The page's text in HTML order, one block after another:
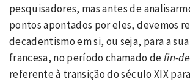
pesquisadores, mas antes de
pontos apontados por eles, devemos
decadentismo em si, ou seja, para a
francesa, no período chamado defin-
referente à transição do século XIX